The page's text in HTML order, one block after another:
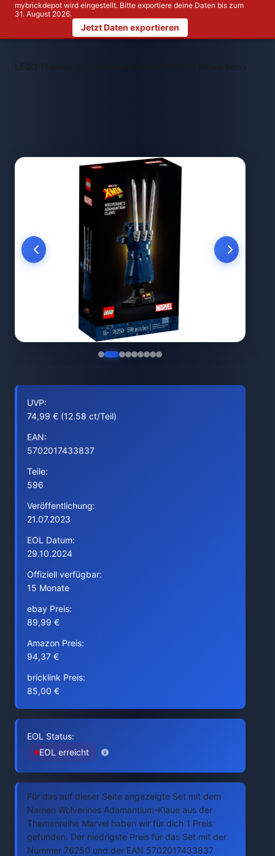
mybrickdepot wird eingestellt. Bitte exportiere deine Daten bis zum
31. August 2026.
Jetzt Daten exportieren
LEGO Themen > LEGO 76250 Wolverines
UVP:
74,99 € (12.58 ct/Teil)
EAN:
5702017433837
Teile:
596
Veröffentlichung:
21.07.2023
EOL Datum:
29.10.2024
Offiziell verfügbar:
15 Monate
ebay Preis:
89,99 €
Amazon Preis:
94,37 €
bricklink Preis:
85,00 €
EOL Status:
EOL erreicht
Für das auf dieser Seite angezeigte Set mit dem
Namen Wolverines Adamantium-Klaue aus der
Themenreihe Marvel haben wir für dich 1 Preis
gefunden. Der niedrigste Preis für das Set mit der
Nummer 76250 und der EAN 5702017433837